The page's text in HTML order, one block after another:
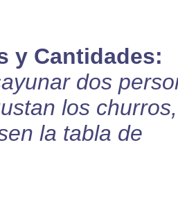
y Cantidades:
dos
los
la tabla de